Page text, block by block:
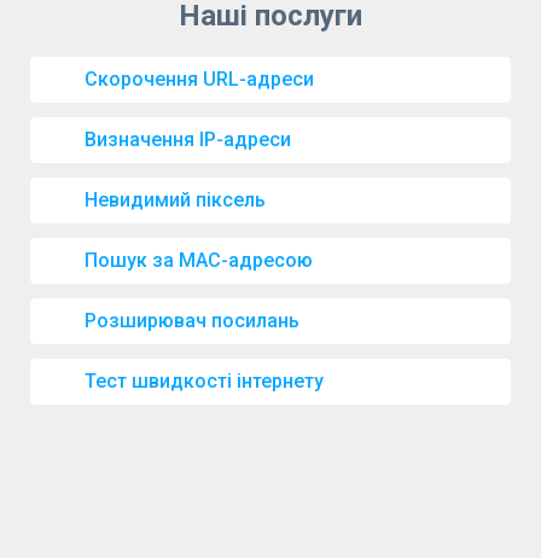
Скорочення URL-адреси
Визначення IP-адреси
Невидимий піксель
Пошук за MAC-адресою
Розширювач посилань
Тест швидкості інтернету